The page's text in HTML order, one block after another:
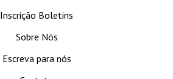
Inscrição Boletins
Sobre Nós
Escreva para nós